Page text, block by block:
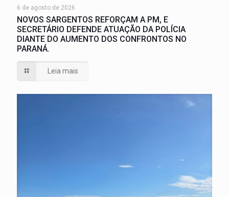
6 de agosto de 2026
NOVOS SARGENTOS REFORÇAM A PM, E
SECRETÁRIO DEFENDE ATUAÇÃO DA POLÍCIA
DIANTE DO AUMENTO DOS CONFRONTOS NO
PARANÁ.
Leia mais